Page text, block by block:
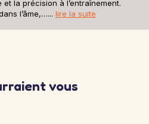
et la précision à l’entraînement.
l’âme,…... lire la suite
vous